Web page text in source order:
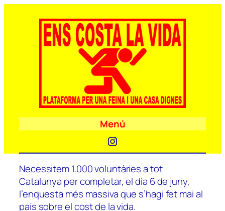
Menú
Instagram
Necessitem 1.000 voluntàries a tot
Catalunya per completar, el dia 6 de juny,
l’enquesta més massiva que s’hagi fet mai al
país sobre el cost de la vida.